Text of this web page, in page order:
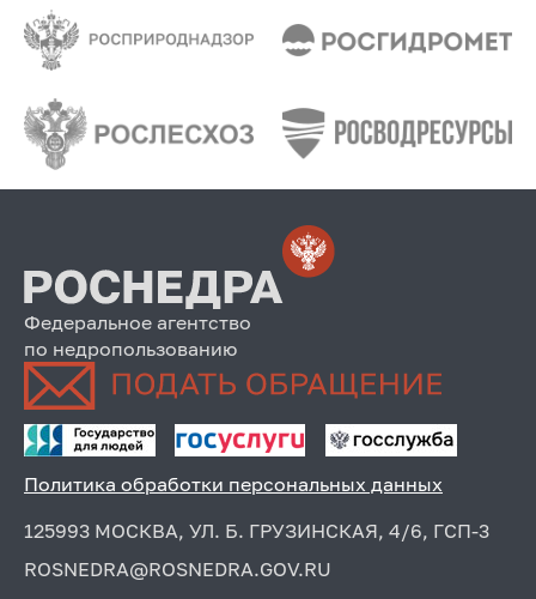
Федеральное агентство
по недропользованию
Политика обработки персональных данных
125993 МОСКВА, УЛ. Б. ГРУЗИНСКАЯ, 4/6, ГСП-3
ROSNEDRA@ROSNEDRA.GOV.RU